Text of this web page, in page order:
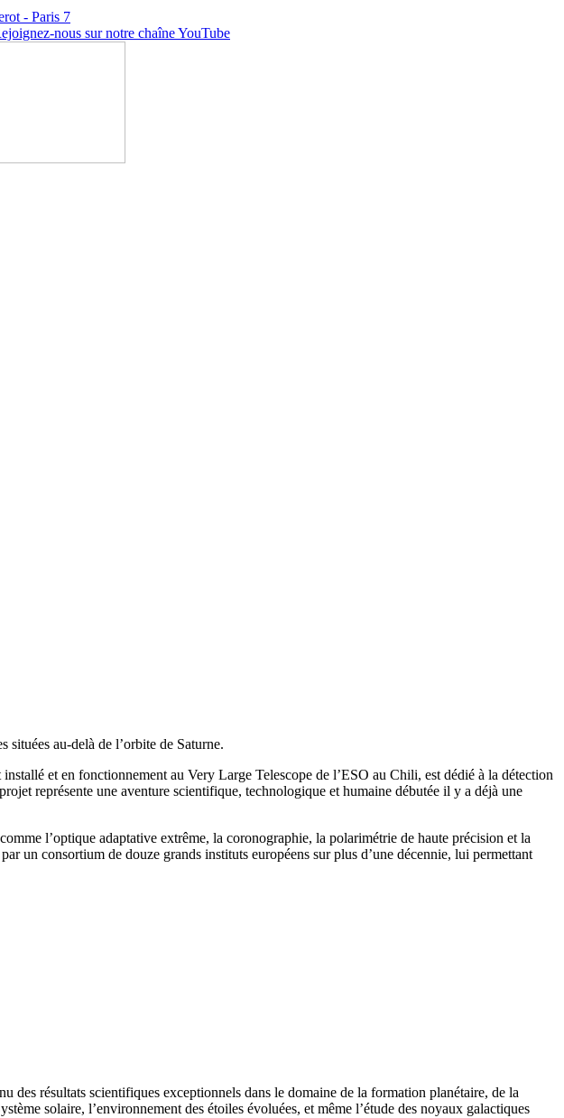
au-delà de l’orbite de Saturne.
installé et en fonctionnement au Very Large Telescope de l’ESO au Chili, est dédié à la détection
représente une aventure scientifique, technologique et humaine débutée il y a déjà une
l’optique adaptative extrême, la coronographie, la polarimétrie de haute précision et la
un consortium de douze grands instituts européens sur plus d’une décennie, lui permettant
des résultats scientifiques exceptionnels dans le domaine de la formation planétaire, de la
solaire, l’environnement des étoiles évoluées, et même l’étude des noyaux galactiques